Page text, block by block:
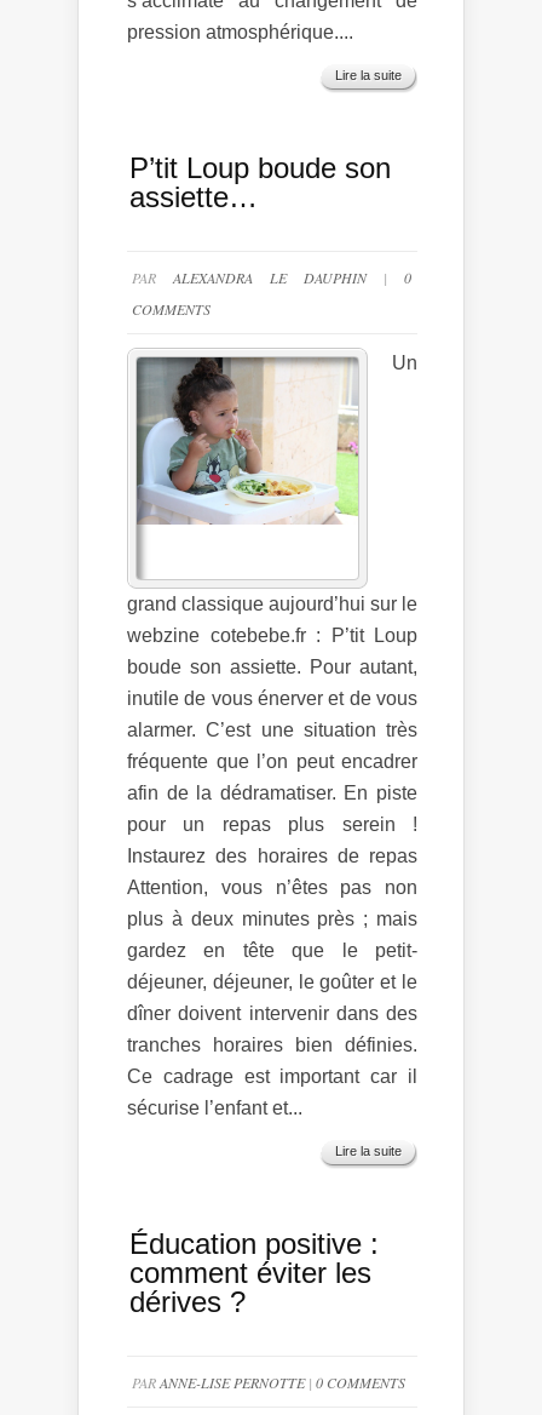
pression atmosphérique....
Lire la suite
P’tit Loup boude son
assiette…
PAR ALEXANDRA LE DAUPHIN| 0
COMMENTS
Un
grand classique aujourd’hui sur le
webzine cotebebe.fr : P’tit Loup
boude son assiette. Pour autant,
inutile de vous énerver et de vous
alarmer. C’est une situation très
fréquente que l’on peut encadrer
afin de la dédramatiser. En piste
pour un repas plus serein !
Instaurez des horaires de repas
Attention, vous n’êtes pas non
plus à deux minutes près ; mais
gardez en tête que le petit-
déjeuner, déjeuner, le goûter et le
dîner doivent intervenir dans des
tranches horaires bien définies.
Ce cadrage est important car il
sécurise l’enfant et...
Lire la suite
Éducation positive :
comment éviter les
dérives ?
PARANNE-LISE PERNOTTE| 0 COMMENTS